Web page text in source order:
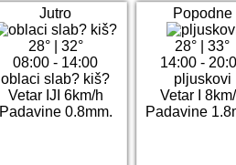
Jutro
28°| 32°
08:00 - 14:00
oblaci slab? kiš?
Vetar IJI 6km/h
Padavine 0.8mm.
Popodne
28° |33°
14:00 -
pljuskovi
Vetar I
Padavine